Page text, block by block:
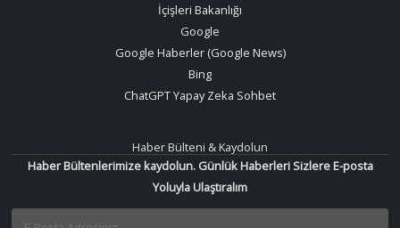
İçişleri Bakanlığı
Google
Google Haberler (Google News)
Bing
ChatGPT Yapay Zeka Sohbet
Haber Bülteni & Kaydolun
Haber Bültenlerimize kaydolun. Günlük Haberleri Sizlere E-posta
Yoluyla Ulaştıralım